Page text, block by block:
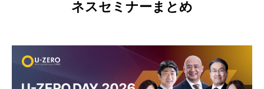
ネスセミナーまとめ